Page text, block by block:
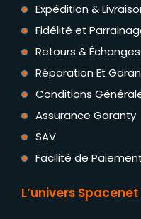
Expédition &
Fidélité et
Retours & Échanges
Réparation Et
Conditions
Assurance Garanty
SAV
Facilité de
L’univers Spacenet